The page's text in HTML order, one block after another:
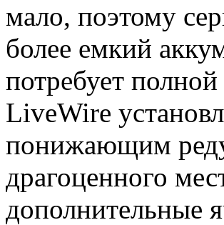
мало, поэтому
более емкий
потребует
LiveWire
понижающим
драгоценного
дополнительные